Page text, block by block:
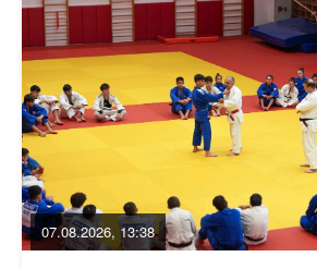
07.08.2026, 13:38